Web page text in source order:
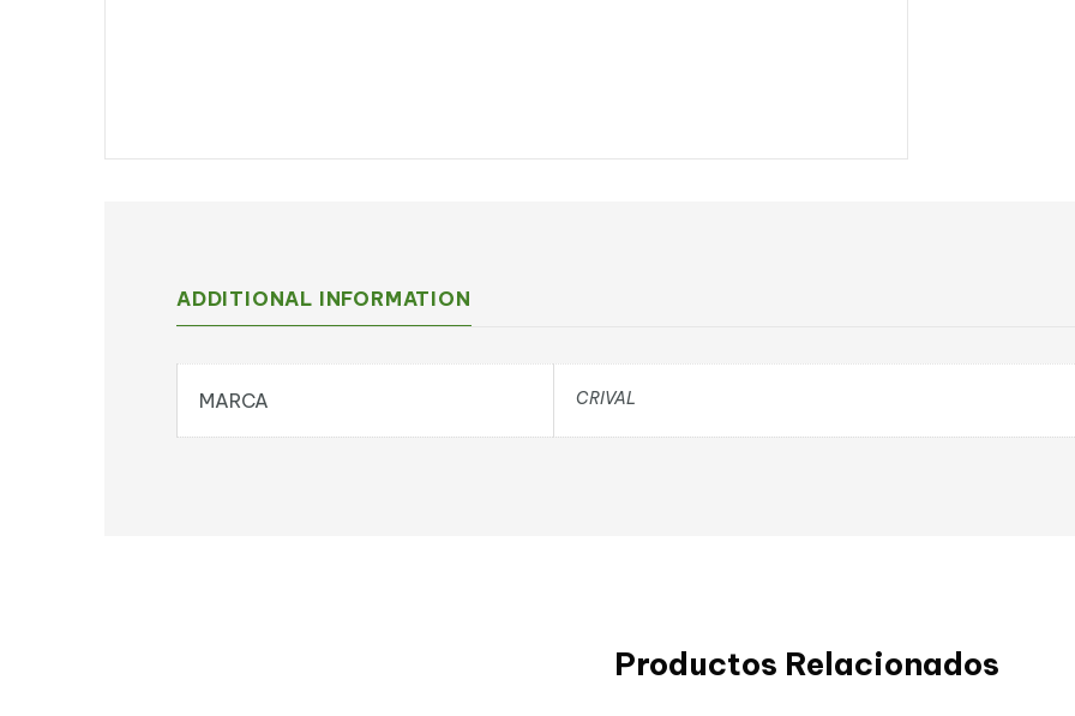
ADDITIONAL INFORMATION
MARCA CRIVAL
Productos Relacionados